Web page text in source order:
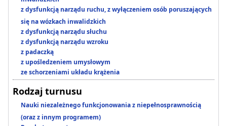
z dysfunkcją narządu ruchu, z wyłączeniem osób poruszających
się na wózkach inwalidzkich
z dysfunkcją narządu słuchu
z dysfunkcją narządu wzroku
z padaczką
z upośledzeniem umysłowym
ze schorzeniami układu krążenia
Rodzaj turnusu
Nauki niezależnego funkcjonowania z niepełnosprawnością
(oraz z innym programem)